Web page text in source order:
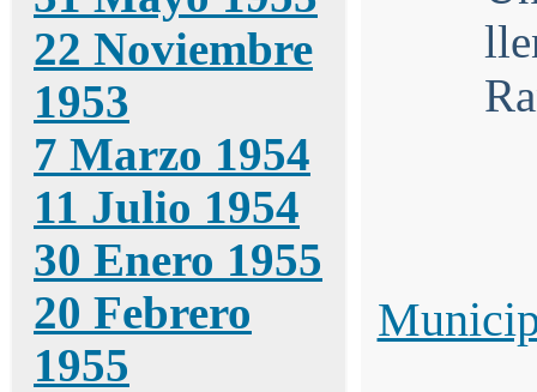
22 Noviembre
1953
7 Marzo 1954
11 Julio 1954
30 Enero 1955
20 Febrero
1955